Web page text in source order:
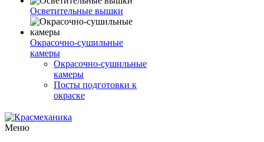
Осветительные вышки
Окрасочно-сушильные
камеры
Окрасочно-сушильные
камеры
Посты подготовки к
окраске
Меню